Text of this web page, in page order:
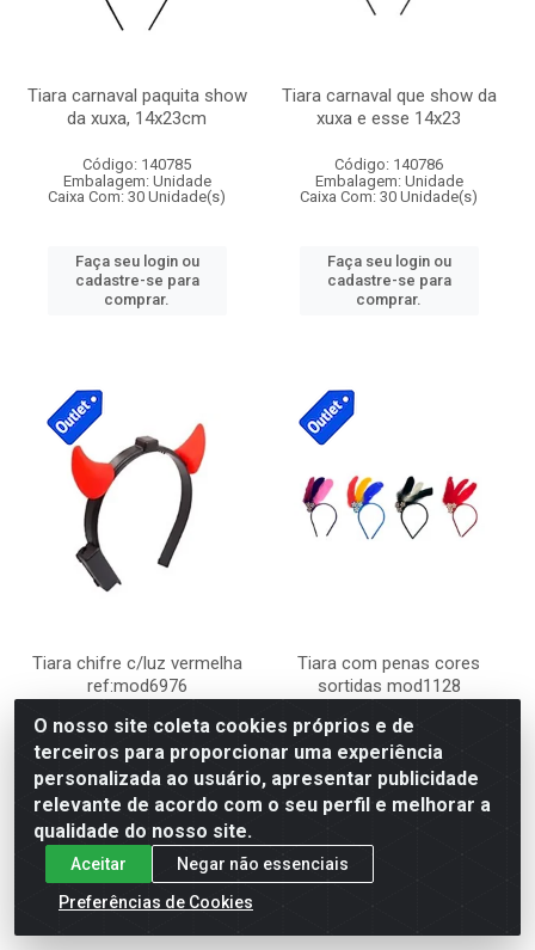
Tiara carnaval paquita show
da xuxa, 14x23cm
Código: 140785
Embalagem: Unidade
Caixa Com: 30 Unidade(s)
Faça seu login ou
cadastre-se para
comprar.
Tiara carnaval que show da
xuxa e esse 14x23
Código: 140786
Embalagem: Unidade
Caixa Com: 30 Unidade(s)
Faça seu login ou
cadastre-se para
comprar.
Tiara chifre c/luz vermelha
ref:mod6976
Código: 191584
Embalagem: Unidade
Caixa Com: 150 Unidade(s)
Faça seu login ou
cadastre-se para
comprar.
Tiara com penas cores
sortidas mod1128
Código: 671151
Embalagem: Unidade
Caixa Com: 240 Unidade(s)
cadastre-se para
O nosso site coleta cookies próprios e de
terceiros para proporcionar uma experiência
personalizada ao usuário, apresentar publicidade
relevante de acordo com o seu perfil e melhorar a
qualidade do nosso site.
Aceitar
Negar não essenciais
Preferências de Cookies